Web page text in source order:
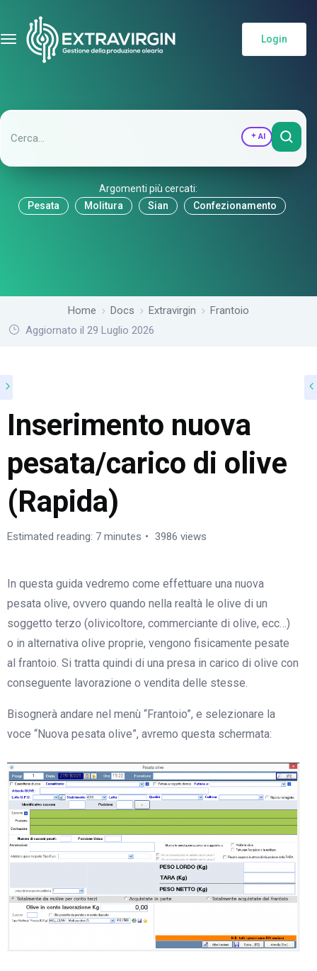
Login
AI
Argomenti più cercati:
Pesata
Molitura Sian Confezionamento
Home Docs Extravirgin
Frantoio
Aggiornato il 29 Luglio 2026
Inserimento nuova
pesata/carico di olive
(Rapida)
Estimated reading: 7 minutes 3986 views
In questa guida vedremo come effettuare una nuova
pesata olive, ovvero quando nella realtà le olive di un
soggetto terzo (olivicoltore, commerciante di olive, ecc…)
o in alternativa olive proprie, vengono fisicamente pesate
al frantoio. Si tratta quindi di una presa in carico di olive con
conseguente lavorazione o vendita delle stesse.
Bisognerà andare nel menù “Frantoio”, e selezionare la
voce “Nuova pesata olive”, avremo questa schermata: